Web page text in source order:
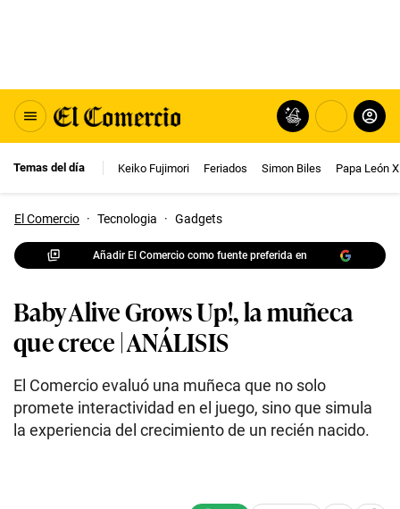
Temas del día Keiko Fujimori Feriados Simon Biles Papa León
El Comercio · Tecnologia · Gadgets
Añadir El Comercio como fuente preferida en
Baby Alive Grows Up!, la muñeca
que crece | ANÁLISIS
El Comercio evaluó una muñeca que no solo
promete interactividad en el juego, sino que simula
la experiencia del crecimiento de un recién nacido.